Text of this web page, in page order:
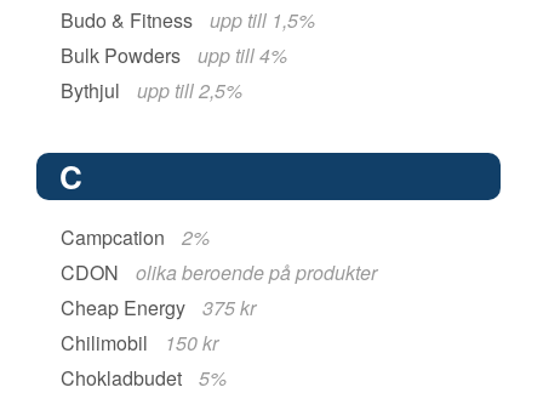
Budo & Fitness
upp till 1,5%
Bulk Powders
upp till 4%
Bythjul
upp till 2,5%
C
Campcation
2%
CDON
olika beroende på produkter
Cheap Energy
375 kr
Chilimobil
150 kr
Chokladbudet
5%